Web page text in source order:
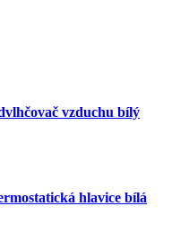
vzduchu bílý
hlavice bílá